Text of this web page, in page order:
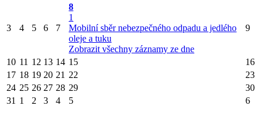
3 4 5 6 7
8
1
Mobilní sběr nebezpečného odpadu a jedlého
oleje a tuku
Zobrazit všechny záznamy ze dne
9
10 11 12 13 14 15
16
17 18 19 20 21 22
23
24 25 26 27 28 29
30
31 1 2 3 4 5 6